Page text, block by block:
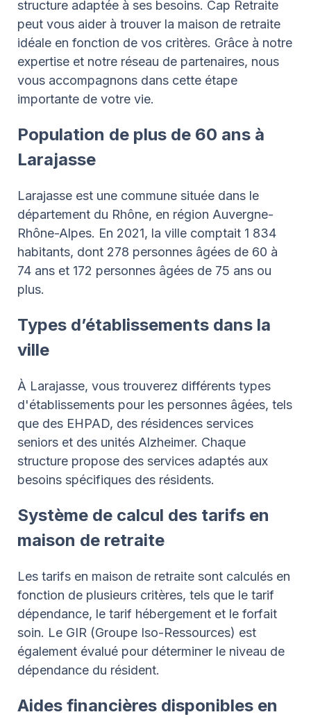
structure adaptée à ses besoins. Cap Retraite
peut vous aider à trouver la maison de retraite
idéale en fonction de vos critères. Grâce à notre
expertise et notre réseau de partenaires, nous
vous accompagnons dans cette étape
importante de votre vie.
Population de plus de 60 ans à
Larajasse
Larajasse est une commune située dans le
département du Rhône, en région Auvergne-
Rhône-Alpes. En 2021, la ville comptait 1 834
habitants, dont 278 personnes âgées de 60 à
74 ans et 172 personnes âgées de 75 ans ou
plus.
Types d’établissements dans la
ville
À Larajasse, vous trouverez différents types
d'établissements pour les personnes âgées, tels
que des EHPAD, des résidences services
seniors et des unités Alzheimer. Chaque
structure propose des services adaptés aux
besoins spécifiques des résidents.
Système de calcul des tarifs en
maison de retraite
Les tarifs en maison de retraite sont calculés en
fonction de plusieurs critères, tels que le tarif
dépendance, le tarif hébergement et le forfait
soin. Le GIR (Groupe Iso-Ressources) est
également évalué pour déterminer le niveau de
dépendance du résident.
Aides financières disponibles en